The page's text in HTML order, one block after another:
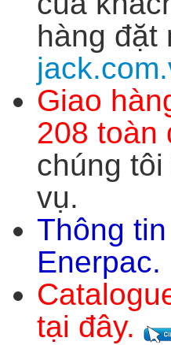
hàng đặt
Giao
208 toàn
chúng
vụ.
Thông
Enerpac
tại đây.